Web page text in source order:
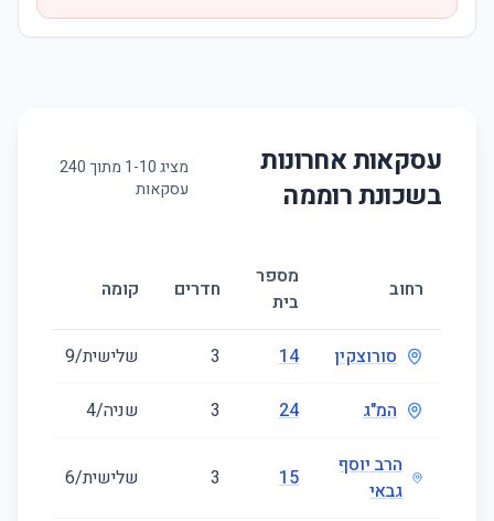
עסקאות אחרונות
בשכונתרוממה
מציג 1-10 מתוך240
עסקאות
רחוב
מספר
בית
חדרים קומה
סורוצקין 14
3 שלישית/9
המ"ג 24
3 שניה/4
הרב יוסף
גבאי
15
3 שלישית/6